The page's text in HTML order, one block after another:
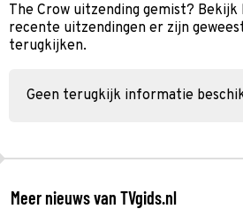
The Crow uitzending gemist?
recente uitzendingen er zijn
terugkijken.
Geen terugkijk informatie
Meer nieuws van TVgids.nl